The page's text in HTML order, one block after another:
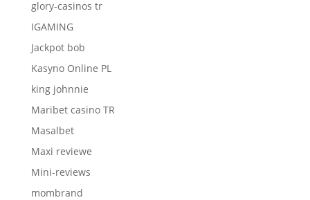
glory-casinos tr
IGAMING
Jackpot bob
Kasyno Online PL
king johnnie
Maribet casino TR
Masalbet
Maxi reviewe
Mini-reviews
mombrand